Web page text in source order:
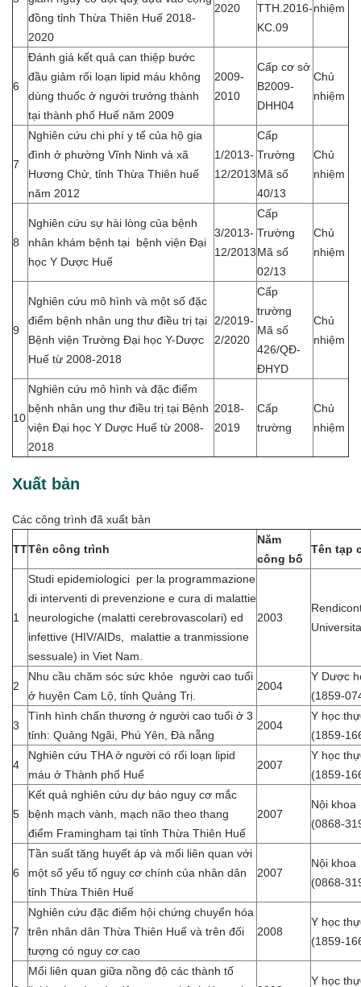
đồng tỉnh Thừa Thiên Huế 2018-
2020
2020
TTH.2016-
KC.09
nhiệm
6
Đánh giá kết quả can thiệp bước
đầu giảm rối loạn lipid máu không
dùng thuốc ở người trưởng thành
tại thành phố Huế năm 2009
2009-
2010
Cấp cơ sở
B2009-
DHH04
Chủ
nhiệm
7
Nghiên cứu chi phí y tế của hộ gia
đình ở phường Vĩnh Ninh và xã
Hương Chử, tỉnh Thừa Thiên huế
năm 2012
1/2013-
12/2013
Cấp
Trường
Mã số
40/13
Chủ
nhiệm
8
Nghiên cứu sự hài lòng của bệnh
nhân khám bệnh tại bệnh viện Đại
học Y Dược Huế
3/2013-
12/2013
Cấp
Trường
Mã số
02/13
Chủ
nhiệm
9
Nghiên cứu mô hình và một số đặc
điểm bệnh nhân ung thư điều trị tại
Bệnh viện Trường Đại học Y-Dược
Huế từ 2008-2018
2/2019-
2/2020
Cấp
trường
Mã số
426/QĐ-
ĐHYD
Chủ
nhiệm
10
Nghiên cứu mô hình và đặc điểm
bệnh nhân ung thư điều trị tại Bệnh
viện Đại học Y Dược Huế từ 2008-
2018
2018-
2019
Cấp
trường
Chủ
nhiệm
Xuất bản
Các công trình đã xuất bản
TTTên công trình
Năm
công bố
Tên tạp
1
Studi epidemiologici per la programmazione
di interventi di prevenzione e cura di malattie
neurologiche (malatti cerebrovascolari) ed
infettive (HIV/AIDs, malattie a tranmissione
sessuale) in Viet Nam.
2003
2
Nhu cầu chăm sóc sức khỏe người cao tuổi
ở huyện Cam Lộ, tỉnh Quảng Trị.
2004
Y Dược
(1859-
3
Tình hình chấn thương ở người cao tuổi ở 3
tỉnh: Quảng Ngãi, Phú Yên, Đà nẵng
2004
Y học
(1859-
4
Nghiên cứu THA ở người có rối loạn lipid
máu ở Thành phố Huế
2007
Y học
(1859-
5
Kết quả nghiên cứu dự báo nguy cơ mắc
bệnh mạch vành, mạch não theo thang
điểm Framingham tại tỉnh Thừa Thiên Huế
2007
Nội khoa
(0868-
6
Tần suất tăng huyết áp và mối liên quan với
một số yếu tố nguy cơ chính của nhân dân
tỉnh Thừa Thiên Huế
2007
Nội khoa
(0868-
7
Nghiên cứu đặc điểm hội chứng chuyển hóa
trên nhân dân Thừa Thiên Huế và trên đối
tượng có nguy cơ cao
2008
Y học
(1859-
Mối liên quan giữa nồng độ các thành tố
Y học